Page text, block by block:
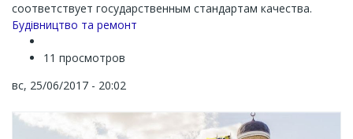
соответствует государственным стандартам качества.
Channel
Будівництво та ремонт
11 просмотров
вс, 25/06/2017 - 20:02